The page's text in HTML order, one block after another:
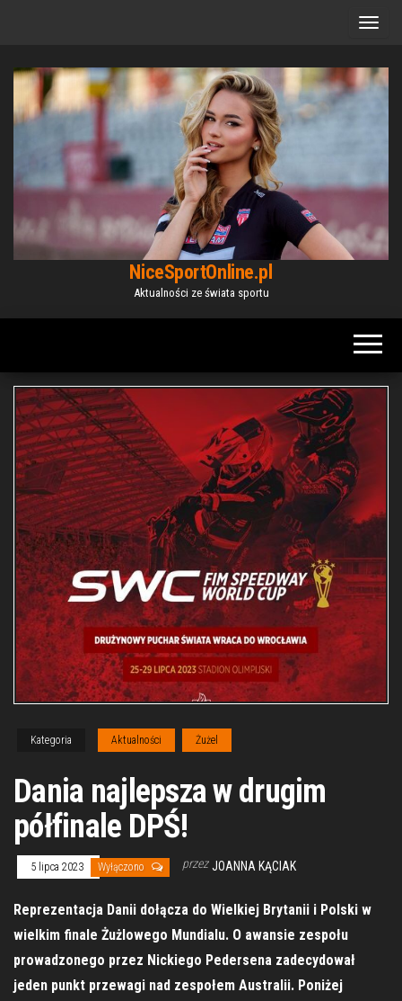
NiceSportOnline.pl
Aktualności ze świata sportu
Kategoria Aktualności Żużel
Dania najlepsza w drugim
półfinale DPŚ!
5 lipca 2023 Wyłączono przez JOANNA KĄCIAK
Reprezentacja Danii dołącza do Wielkiej Brytanii i Polski w
wielkim finale Żużlowego Mundialu. O awansie zespołu
prowadzonego przez Nickiego Pedersena zadecydował
jeden punkt przewagi nad zespołem Australii. Poniżej